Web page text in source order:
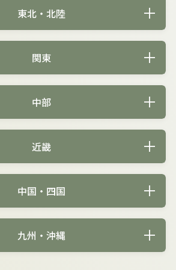
東北・北陸
関東
中部
近畿
中国・四国
九州・沖縄